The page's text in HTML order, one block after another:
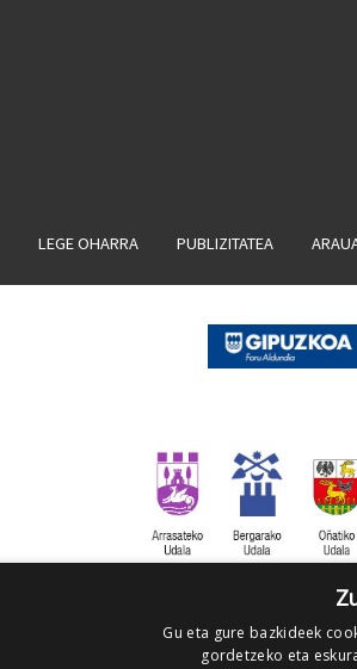
LEGE OHARRA PUBLIZITATEA
Gu eta gure bazkideek
gordetzeko eta